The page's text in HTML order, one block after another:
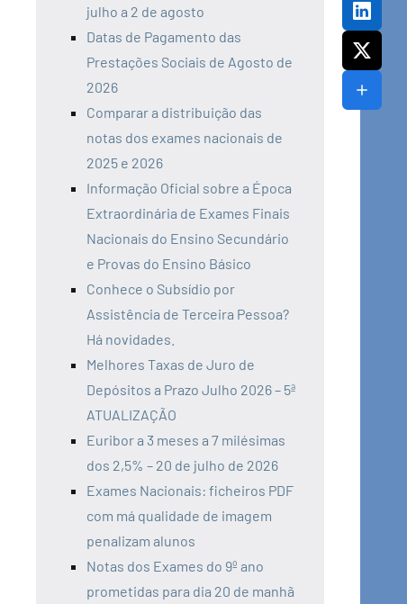
julho a 2 de agosto
Datas de Pagamento das
Prestações Sociais de Agosto de
2026
Comparar a distribuição das
notas dos exames nacionais de
2025 e 2026
Informação Oficial sobre a Época
Extraordinária de Exames Finais
Nacionais do Ensino Secundário
e Provas do Ensino Básico
Conhece o Subsídio por
Assistência de Terceira Pessoa?
Há novidades.
Melhores Taxas de Juro de
Depósitos a Prazo Julho 2026 – 5ª
ATUALIZAÇÃO
Euribor a 3 meses a 7 milésimas
dos 2,5% – 20 de julho de 2026
Exames Nacionais: ficheiros PDF
com má qualidade de imagem
penalizam alunos
Notas dos Exames do 9º ano
prometidas para dia 20 de manhã